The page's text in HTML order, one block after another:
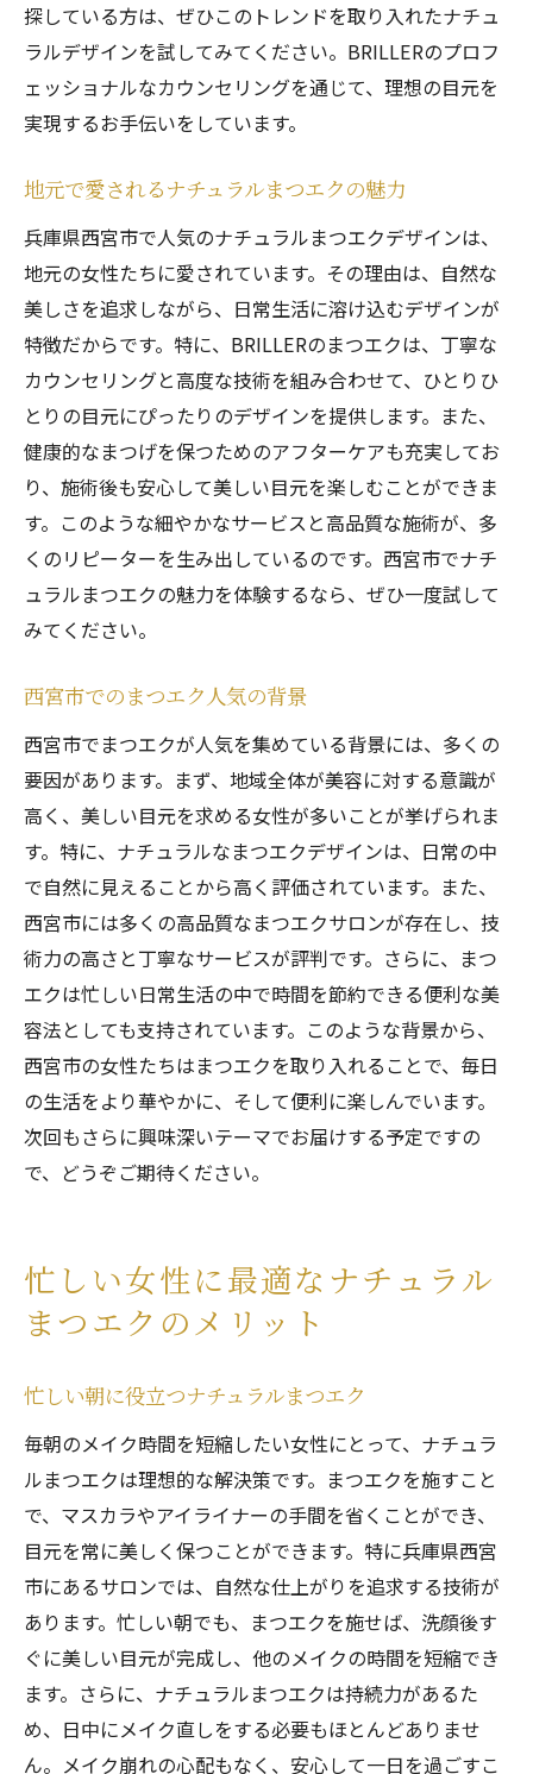
探している方は、ぜひこのトレンドを取り入れたナチュ
ラルデザインを試してみてください。BRILLERのプロフ
ェッショナルなカウンセリングを通じて、理想の目元を
実現するお手伝いをしています。
地元で愛されるナチュラルまつエクの魅力
兵庫県西宮市で人気のナチュラルまつエクデザインは、
地元の女性たちに愛されています。その理由は、自然な
美しさを追求しながら、日常生活に溶け込むデザインが
特徴だからです。特に、BRILLERのまつエクは、丁寧な
カウンセリングと高度な技術を組み合わせて、ひとりひ
とりの目元にぴったりのデザインを提供します。また、
健康的なまつげを保つためのアフターケアも充実してお
り、施術後も安心して美しい目元を楽しむことができま
す。このような細やかなサービスと高品質な施術が、多
くのリピーターを生み出しているのです。西宮市でナチ
ュラルまつエクの魅力を体験するなら、ぜひ一度試して
みてください。
西宮市でのまつエク人気の背景
西宮市でまつエクが人気を集めている背景には、多くの
要因があります。まず、地域全体が美容に対する意識が
高く、美しい目元を求める女性が多いことが挙げられま
す。特に、ナチュラルなまつエクデザインは、日常の中
で自然に見えることから高く評価されています。また、
西宮市には多くの高品質なまつエクサロンが存在し、技
術力の高さと丁寧なサービスが評判です。さらに、まつ
エクは忙しい日常生活の中で時間を節約できる便利な美
容法としても支持されています。このような背景から、
西宮市の女性たちはまつエクを取り入れることで、毎日
の生活をより華やかに、そして便利に楽しんでいます。
次回もさらに興味深いテーマでお届けする予定ですの
で、どうぞご期待ください。
忙しい女性に最適なナチュラル
まつエクのメリット
忙しい朝に役立つナチュラルまつエク
毎朝のメイク時間を短縮したい女性にとって、ナチュラ
ルまつエクは理想的な解決策です。まつエクを施すこと
で、マスカラやアイライナーの手間を省くことができ、
目元を常に美しく保つことができます。特に兵庫県西宮
市にあるサロンでは、自然な仕上がりを追求する技術が
あります。忙しい朝でも、まつエクを施せば、洗顔後す
ぐに美しい目元が完成し、他のメイクの時間を短縮でき
ます。さらに、ナチュラルまつエクは持続力があるた
め、日中にメイク直しをする必要もほとんどありませ
ん。メイク崩れの心配もなく、安心して一日を過ごすこ